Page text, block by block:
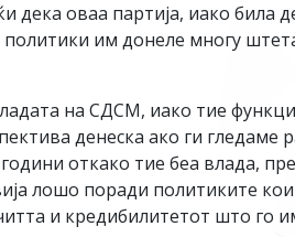
дека оваа партија, иако била
им донеле многу
на СДСМ, иако тие
денеска ако ги
години откако тие беа влада,
лошо поради политиките
и кредибилитетот што го